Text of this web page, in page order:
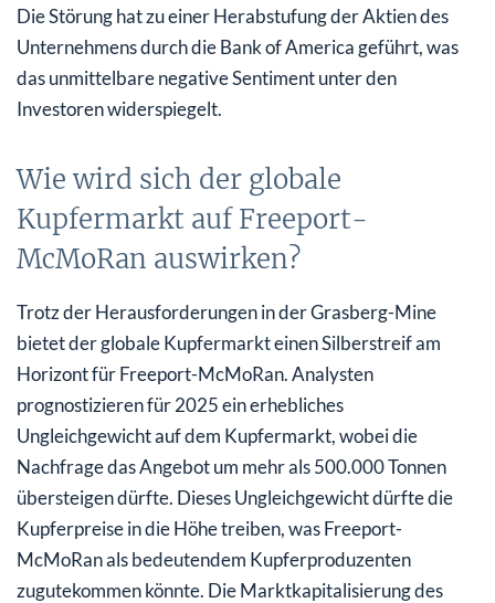
Die Störung hat zu einer Herabstufung der Aktien des
Unternehmens durch die Bank of America geführt, was
das unmittelbare negative Sentiment unter den
Investoren widerspiegelt.
Wie wird sich der globale
Kupfermarkt auf Freeport-
McMoRan auswirken?
Trotz der Herausforderungen in der Grasberg-Mine
bietet der globale Kupfermarkt einen Silberstreif am
Horizont für Freeport-McMoRan. Analysten
prognostizieren für 2025 ein erhebliches
Ungleichgewicht auf dem Kupfermarkt, wobei die
Nachfrage das Angebot um mehr als 500.000 Tonnen
übersteigen dürfte. Dieses Ungleichgewicht dürfte die
Kupferpreise in die Höhe treiben, was Freeport-
McMoRan als bedeutendem Kupferproduzenten
zugutekommen könnte. Die Marktkapitalisierung des